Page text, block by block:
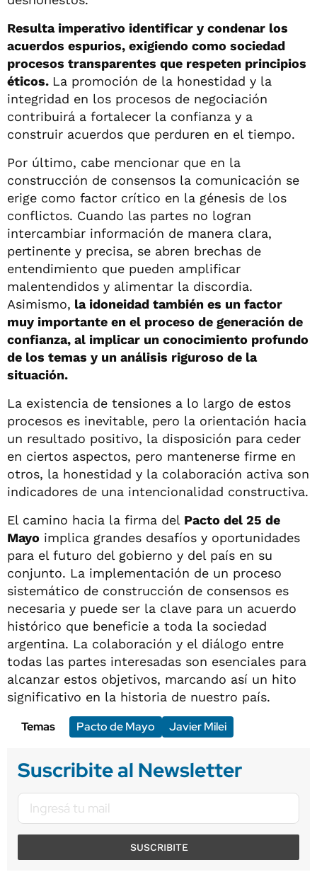
Resulta imperativo identificar y condenar los
acuerdos espurios, exigiendo como sociedad
procesos transparentes que respeten principios
éticos. La promoción de la honestidad y la
integridad en los procesos de negociación
contribuirá a fortalecer la confianza y a
construir acuerdos que perduren en el tiempo.
Por último, cabe mencionar que en la
construcción de consensos la comunicación se
erige como factor crítico en la génesis de los
conflictos. Cuando las partes no logran
intercambiar información de manera clara,
pertinente y precisa, se abren brechas de
entendimiento que pueden amplificar
malentendidos y alimentar la discordia.
Asimismo, la idoneidad también es un factor
muy importante en el proceso de generación de
confianza, al implicar un conocimiento profundo
de los temas y un análisis riguroso de la
situación.
La existencia de tensiones a lo largo de estos
procesos es inevitable, pero la orientación hacia
un resultado positivo, la disposición para ceder
en ciertos aspectos, pero mantenerse firme en
otros, la honestidad y la colaboración activa son
indicadores de una intencionalidad constructiva.
El camino hacia la firma del Pacto del 25 de
Mayo implica grandes desafíos y oportunidades
para el futuro del gobierno y del país en su
conjunto. La implementación de un proceso
sistemático de construcción de consensos es
necesaria y puede ser la clave para un acuerdo
histórico que beneficie a toda la sociedad
argentina. La colaboración y el diálogo entre
todas las partes interesadas son esenciales para
alcanzar estos objetivos, marcando así un hito
significativo en la historia de nuestro país.
Temas
Pacto de Mayo Javier Milei
Suscribite al Newsletter
SUSCRIBITE